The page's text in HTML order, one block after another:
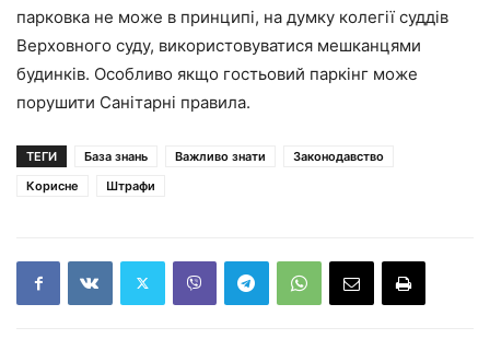
парковка не може в принципі, на думку колегії суддів
Верховного суду, використовуватися мешканцями
будинків. Особливо якщо гостьовий паркінг може
порушити Санітарні правила.
ТЕГИ База знань Важливо знати
Законодавство
Корисне
Штрафи